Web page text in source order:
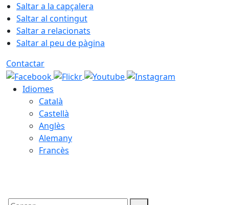
Saltar a la capçalera
Saltar al contingut
Saltar a relacionats
Saltar al peu de pàgina
Contactar
Idiomes
Català
Castellà
Anglès
Alemany
Francès